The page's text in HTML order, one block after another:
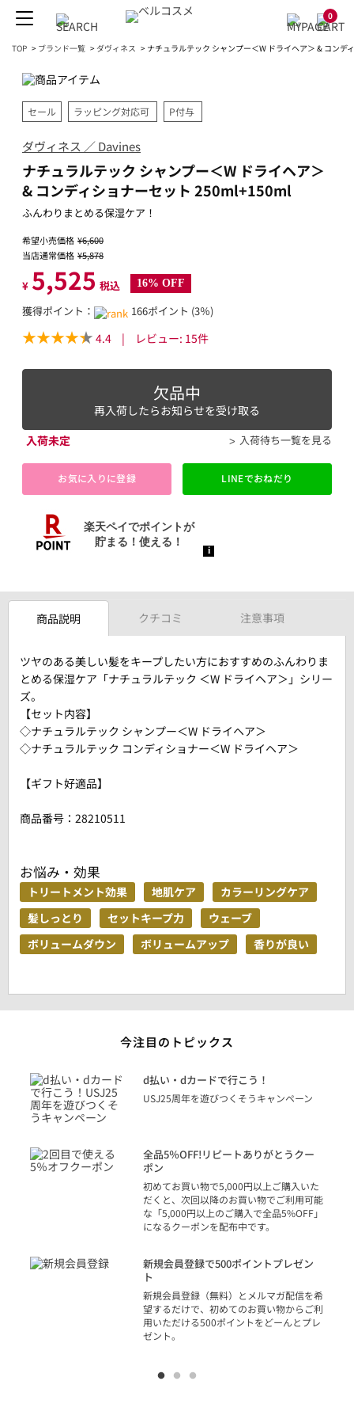
0
TOP > ブランド一覧 >ダヴィネス > ナチュラルテック シャンプー＜W ドライヘア＞ & コン
セール ラッピング対応可 P付与
ダヴィネス ／ Davines
ナチュラルテック シャンプー＜W ドライヘア＞
& コンディショナーセット 250ml+150ml
ふんわりまとめる保湿ケア！
希望小売価格 ¥6,600
当店通常価格 ¥5,878
¥ 5,525 税込 16% OFF
獲得ポイント： 166ポイント (3％)
4.4 | レビュー: 15件
欠品中
再入荷したらお知らせを受け取る
入荷未定
入荷待ち一覧を見る
お気に入りに登録 LINEでおねだり
商品説明 クチコミ 注意事項
ツヤのある美しい髪をキープしたい方におすすめのふんわりま
とめる保湿ケア「ナチュラルテック ＜W ドライヘア＞」シリー
ズ。
【セット内容】
◇ナチュラルテック シャンプー＜W ドライヘア＞
◇ナチュラルテック コンディショナー＜W ドライヘア＞
【ギフト好適品】
商品番号： 28210511
お悩み・効果
トリートメント効果 地肌ケア
カラーリングケア
髪しっとり
セットキープ力
ウェーブ
ボリュームダウン
ボリュームアップ 香りが良い
今注目のトピックス
d払い・dカードで行こう！
USJ25周年を遊びつくそうキャンペーン
全品5％OFF!リピートありがとうクー
ポン
初めてお買い物で5,000円以上ご購入いた
だくと、次回以降のお買い物でご利用可能
な「5,000円以上のご購入で全品5%OFF」
になるクーポンを配布中です。
新規会員登録で500ポイントプレゼン
ト
新規会員登録（無料）とメルマガ配信を希
望するだけで、初めてのお買い物からご利
用いただける500ポイントをどーんとプレ
ゼント。